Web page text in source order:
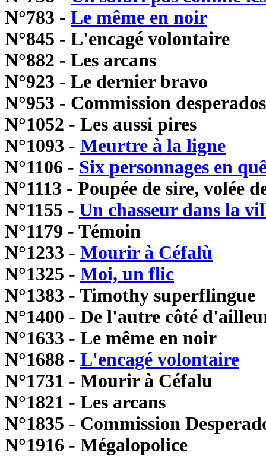
N°783 - Le même en noir
N°845 - L'encagé volontaire
N°882 - Les arcans
N°923 - Le dernier bravo
N°953 - Commission desperados
N°1052 - Les aussi pires
N°1093 - Meurtre à la ligne
N°1106 - Six personnages en
N°1113 - Poupée de sire, volée
N°1155 - Un chasseur dans la
N°1179 - Témoin
N°1233 - Mourir à Céfalù
N°1325 - Moi, un flic
N°1383 - Timothy superflingue
N°1400 - De l'autre côté
N°1633 - Le même en noir
N°1688 - L'encagé volontaire
N°1731 - Mourir à Céfalu
N°1821 - Les arcans
N°1835 - Commission
N°1916 - Mégalopolice